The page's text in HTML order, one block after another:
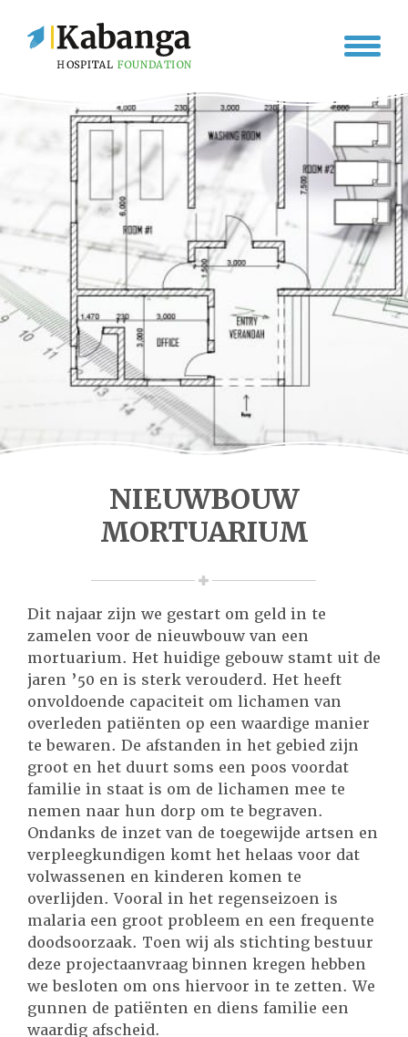
NIEUWBOUW
MORTUARIUM
Dit najaar zijn we gestart om geld in te
zamelen voor de nieuwbouw van een
mortuarium. Het huidige gebouw stamt uit de
jaren ’50 en is sterk verouderd. Het heeft
onvoldoende capaciteit om lichamen van
overleden patiënten op een waardige manier
te bewaren. De afstanden in het gebied zijn
groot en het duurt soms een poos voordat
familie in staat is om de lichamen mee te
nemen naar hun dorp om te begraven.
Ondanks de inzet van de toegewijde artsen en
verpleegkundigen komt het helaas voor dat
volwassenen en kinderen komen te
overlijden. Vooral in het regenseizoen is
malaria een groot probleem en een frequente
doodsoorzaak. Toen wij als stichting bestuur
deze projectaanvraag binnen kregen hebben
we besloten om ons hiervoor in te zetten. We
gunnen de patiënten en diens familie een
waardig afscheid.